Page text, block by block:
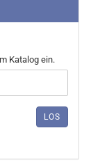
Katalog ein.
LOS